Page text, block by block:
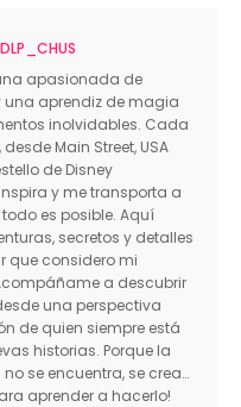
apasionada de
una aprendiz de magia
inolvidables. Cada
Main Street, USA
de Disney
y me transporta a
es posible. Aquí
secretos y detalles
que considero mi
a descubrir
una perspectiva
de quien siempre está
historias. Porque la
se encuentra, se crea…
aprender a hacerlo!